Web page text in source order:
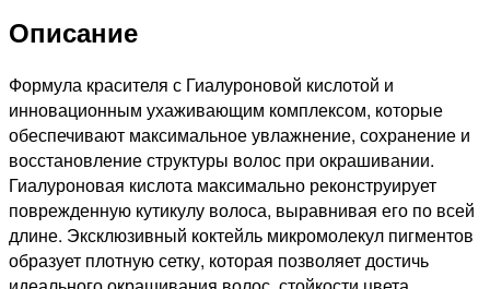
КРЕМ-
ДЛЯ
ВОЛОС
БЛОНДИН
ПЕПЕЛЬНЫЙ
ПЕРЛАМУТРОВЫЙ,
100мл
Описание
Формула красителя с Гиалуроновой кислотой и
инновационным ухаживающим комплексом, которые
обеспечивают максимальное увлажнение, сохранение и
восстановление структуры волос при окрашивании.
Гиалуроновая кислота максимально реконструирует
поврежденную кутикулу волоса, выравнивая его по всей
длине. Эксклюзивный коктейль микромолекул пигментов
образует плотную сетку, которая позволяет достичь